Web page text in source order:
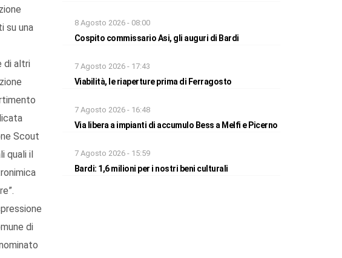
su una
di altri
Scout
quali il
di
8 Agosto 2026 - 08:00
Cospito commissario Asi, gli auguri di Bardi
7 Agosto 2026 - 17:43
Viabilità, le riaperture prima di Ferragosto
7 Agosto 2026 - 16:48
Via libera a impianti di accumulo Bess a Melfi e Picerno
7 Agosto 2026 - 15:59
Bardi: 1,6 milioni per i nostri beni culturali